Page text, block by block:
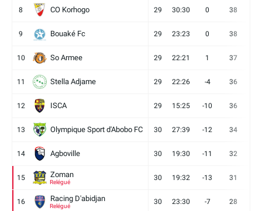
8 CO Korhogo 29 30:30 0 38
9 Bouaké Fc 29 23:23 0 38
10 So Armee 29 22:21 1 37
11 Stella Adjame 29 22:26 -4 36
12 ISCA 29 15:25 -10 36
13 Olympique Sport d'Abobo FC 30 27:39 -12 34
14 Agboville 30 19:30 -11 32
15 Zoman
Relégué
30 19:32 -13 31
16 Racing D'abidjan
Relégué
30 23:30 -7 28